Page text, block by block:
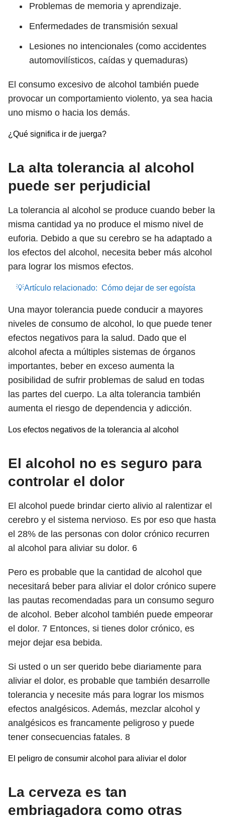
Problemas de memoria y aprendizaje.
Enfermedades de transmisión sexual
Lesiones no intencionales (como accidentes
automovilísticos, caídas y quemaduras)
El consumo excesivo de alcohol también puede
provocar un comportamiento violento, ya sea hacia
uno mismo o hacia los demás.
¿Qué significa ir de juerga?
La alta tolerancia al alcohol
puede ser perjudicial
La tolerancia al alcohol se produce cuando beber la
misma cantidad ya no produce el mismo nivel de
euforia. Debido a que su cerebro se ha adaptado a
los efectos del alcohol, necesita beber más alcohol
para lograr los mismos efectos.
💡Artículo relacionado: Cómo dejar de ser egoísta
Una mayor tolerancia puede conducir a mayores
niveles de consumo de alcohol, lo que puede tener
efectos negativos para la salud. Dado que el
alcohol afecta a múltiples sistemas de órganos
importantes, beber en exceso aumenta la
posibilidad de sufrir problemas de salud en todas
las partes del cuerpo. La alta tolerancia también
aumenta el riesgo de dependencia y adicción.
Los efectos negativos de la tolerancia al alcohol
El alcohol no es seguro para
controlar el dolor
El alcohol puede brindar cierto alivio al ralentizar el
cerebro y el sistema nervioso. Es por eso que hasta
el 28% de las personas con dolor crónico recurren
al alcohol para aliviar su dolor. 6
Pero es probable que la cantidad de alcohol que
necesitará beber para aliviar el dolor crónico supere
las pautas recomendadas para un consumo seguro
de alcohol. Beber alcohol también puede empeorar
el dolor. 7 Entonces, si tienes dolor crónico, es
mejor dejar esa bebida.
Si usted o un ser querido bebe diariamente para
aliviar el dolor, es probable que también desarrolle
tolerancia y necesite más para lograr los mismos
efectos analgésicos. Además, mezclar alcohol y
analgésicos es francamente peligroso y puede
tener consecuencias fatales. 8
El peligro de consumir alcohol para aliviar el dolor
La cerveza es tan
embriagadora como otras